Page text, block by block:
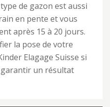
de gazon est aussi
en pente et vous
après 15 à 20 jours.
la pose de votre
Elagage Suisse si
un résultat